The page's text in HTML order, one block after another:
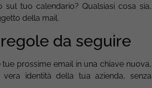
sul tuo calendario? Qualsiasi cosa sia,
della mail.
da seguire
prossime email in una chiave nuova,
identità della tua azienda, senza